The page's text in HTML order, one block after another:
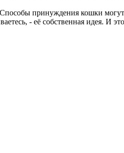
принуждения кошки
- её собственная идея. И